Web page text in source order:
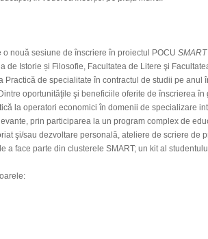
sesiune de înscriere în proiectul POCU
de Istorie și Filosofie, Facultatea de Litere şi
de specialitate în contractul de studii pe anul
oportunităţile şi beneficiile oferite de înscrierea în
la operatori economici în domenii de specializare
prin participarea la un program complex de
şi/sau dezvoltare personală, ateliere de scriere de
a face parte din clusterele SMART; un kit al